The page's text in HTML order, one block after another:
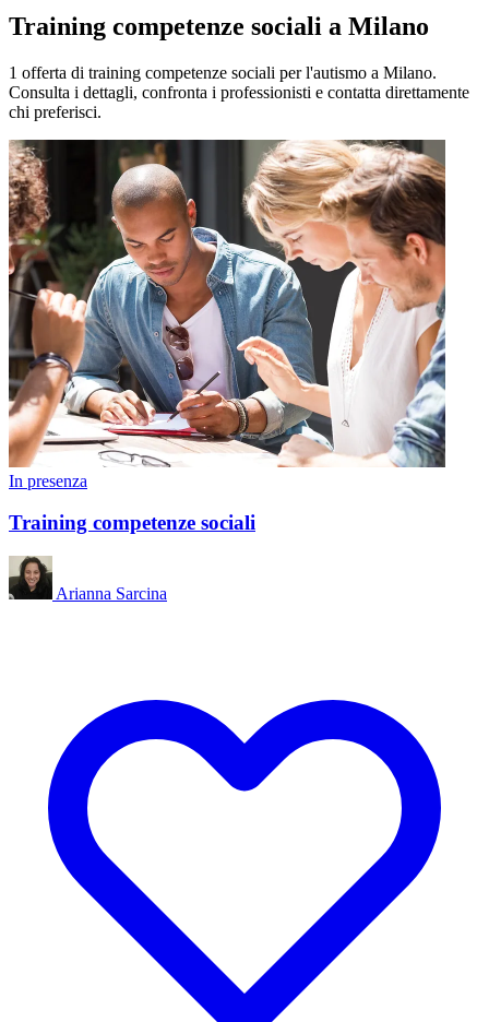
Training competenze sociali a Milano
1 offerta di training competenze sociali per l'autismo a Milano.
Consulta i dettagli, confronta i professionisti e contatta direttamente
chi preferisci.
In presenza
Training competenze sociali
Arianna Sarcina